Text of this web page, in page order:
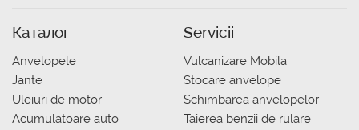
Каталог
Anvelopele
Jante
Uleiuri de motor
Acumulatoare auto
Servicii
Vulcanizare Mobila
Stocare anvelope
Schimbarea anvelopelor
Taierea benzii de rulare